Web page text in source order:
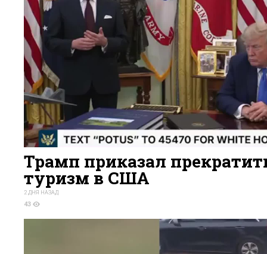
Трамп приказал
туризм в США
2 ДНЯ НАЗАД
43